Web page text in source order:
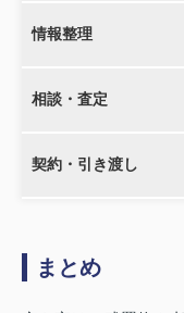
情報整理
相談・査定
契約・引き渡し
まとめ